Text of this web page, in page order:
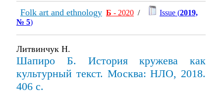
Folk art and ethnology Б - 2020 / Issue (2019,
№ 5)
Литвинчук Н.
Шапиро Б. История кружева как
культурный текст. Москва: НЛО, 2018.
406 с.